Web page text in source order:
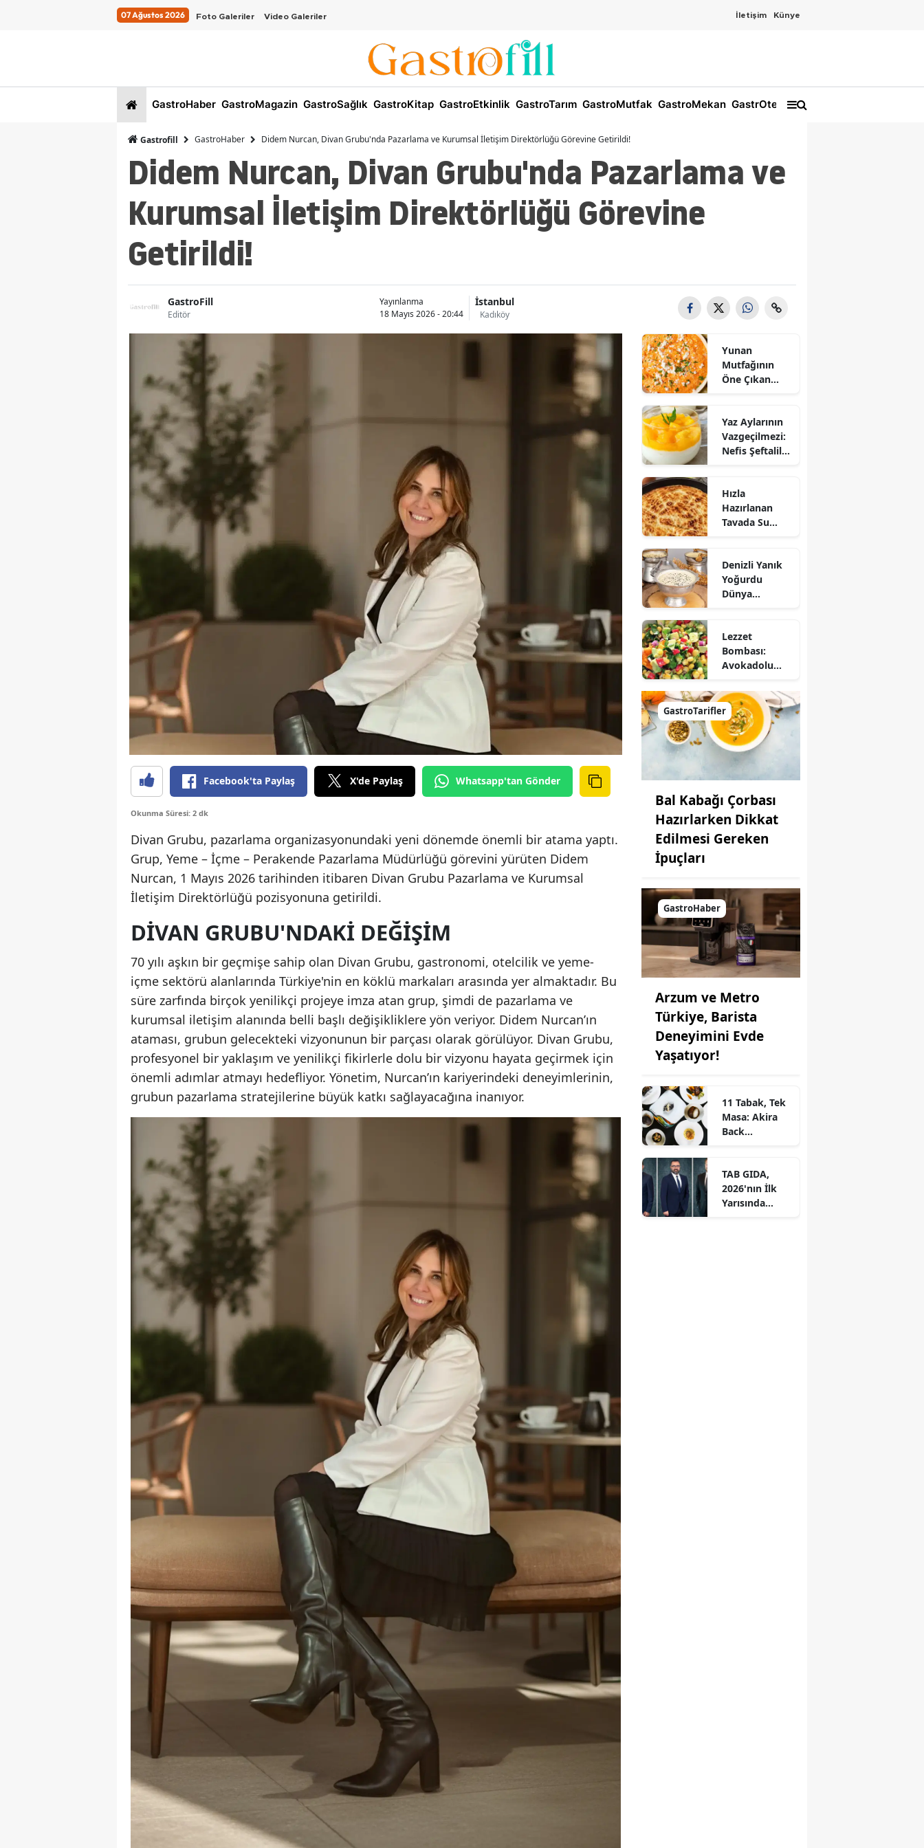
07 Ağustos 2026 Foto Galeriler Video Galeriler İletişim Künye
GastroHaber GastroMagazin GastroSağlık GastroKitap GastroEtkinlik GastroTarım GastroMutfak GastroMekan GastrOtel
Gastrofill GastroHaber Didem Nurcan, Divan Grubu'nda Pazarlama ve Kurumsal İletişim Direktörlüğü Görevine Getirildi!
Didem Nurcan, Divan Grubu'nda Pazarlama ve
Kurumsal İletişim Direktörlüğü Görevine
Getirildi!
GastroFill
Editör
Yayınlanma
18 Mayıs 2026 - 20:44
İstanbul
Kadıköy
Facebook'ta Paylaş X'de Paylaş Whatsapp'tan Gönder
Okunma Süresi: 2 dk
Divan Grubu, pazarlama organizasyonundaki yeni dönemde önemli bir atama yaptı.
Grup, Yeme – İçme – Perakende Pazarlama Müdürlüğü görevini yürüten Didem
Nurcan, 1 Mayıs 2026 tarihinden itibaren Divan Grubu Pazarlama ve Kurumsal
İletişim Direktörlüğü pozisyonuna getirildi.
DIVAN GRUBU'NDAKI DEĞIŞIM
70 yılı aşkın bir geçmişe sahip olan Divan Grubu, gastronomi, otelcilik ve yeme-
içme sektörü alanlarında Türkiye'nin en köklü markaları arasında yer almaktadır. Bu
süre zarfında birçok yenilikçi projeye imza atan grup, şimdi de pazarlama ve
kurumsal iletişim alanında belli başlı değişikliklere yön veriyor. Didem Nurcan’ın
ataması, grubun gelecekteki vizyonunun bir parçası olarak görülüyor. Divan Grubu,
profesyonel bir yaklaşım ve yenilikçi fikirlerle dolu bir vizyonu hayata geçirmek için
önemli adımlar atmayı hedefliyor. Yönetim, Nurcan’ın kariyerindeki deneyimlerinin,
grubun pazarlama stratejilerine büyük katkı sağlayacağına inanıyor.
Yunan
Mutfağının
Öne Çıkan
Nasıl Yapılır?
Yaz Aylarının
Vazgeçilmezi:
Nefis Şeftalili
Hızla
Hazırlanan
Tavada Su
Sofralarınıza
Lezzet Katın!
Denizli Yanık
Yoğurdu
Dünya
Lezzet
Bombası:
Avokadolu
Nasıl Yapılır?
GastroTarifler
Bal Kabağı Çorbası
Hazırlarken Dikkat
Edilmesi Gereken
İpuçları
GastroHaber
Arzum ve Metro
Türkiye, Barista
Deneyimini Evde
Yaşatıyor!
11 Tabak, Tek
Masa: Akira
Back
Chef’s Table
TAB GIDA,
2026'nın İlk
Yarısında